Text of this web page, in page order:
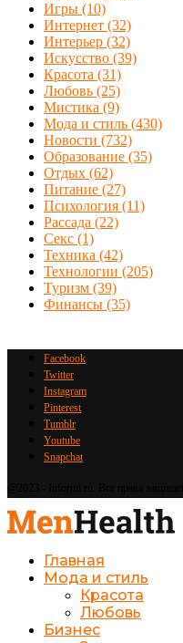
Игры (10)
Интернет (32)
Интерьер (32)
Искусство (39)
Красота (31)
Любовь (25)
Мистика (9)
Мода и стиль (430)
Новости (732)
Образование (35)
Отдых (62)
Питание (27)
Психология (11)
Рассада (22)
Секс (1)
Техника (42)
Технологии (205)
Туризм (39)
Финансы (35)
Facebook
Twitter
Instagram
Pinterest
Tumblr
Youtube
Snapchat
Главная
Мода и стиль
Красота
Любовь
Бизнес